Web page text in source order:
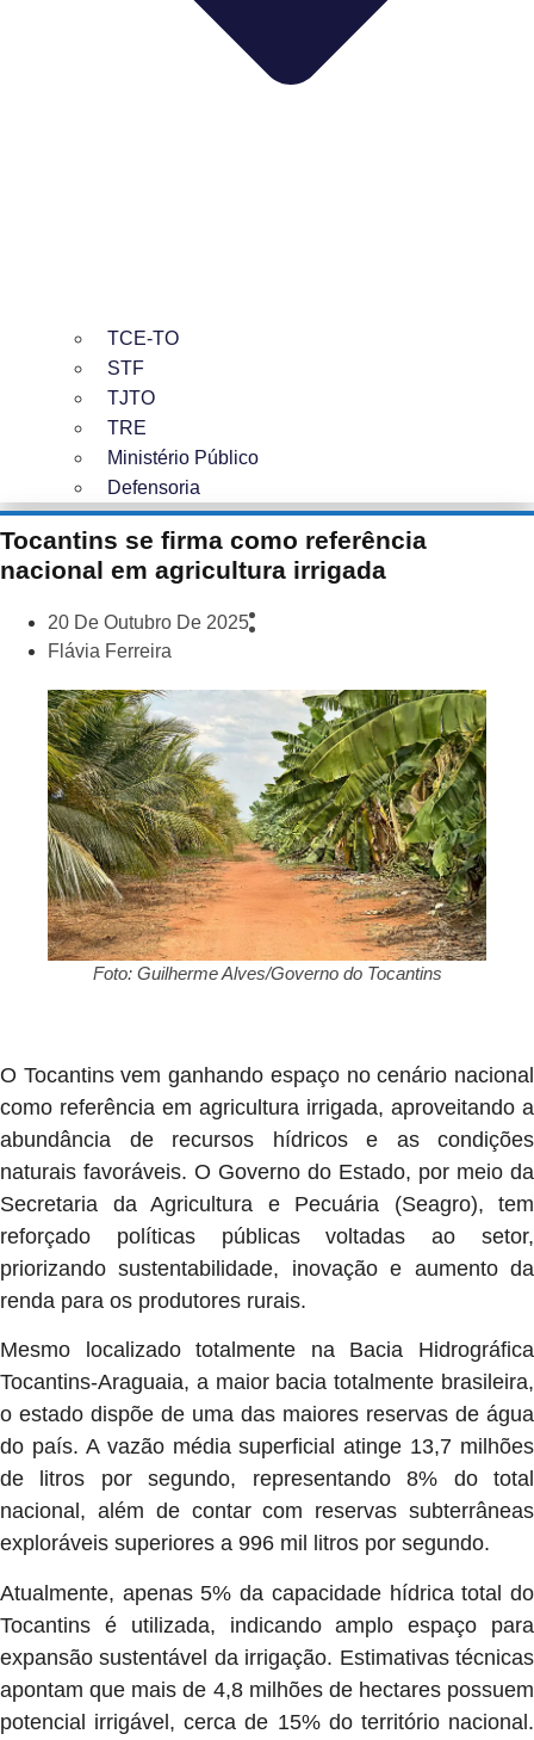
TCE-TO
STF
TJTO
TRE
Ministério Público
Defensoria
Tocantins se firma como referência
nacional em agricultura irrigada
20 De Outubro De 2025
Flávia Ferreira
Foto: Guilherme Alves/Governo do Tocantins
O Tocantins vem ganhando espaço no cenário nacional
como referência em agricultura irrigada, aproveitando a
abundância de recursos hídricos e as condições
naturais favoráveis. O Governo do Estado, por meio da
Secretaria da Agricultura e Pecuária (Seagro), tem
reforçado políticas públicas voltadas ao setor,
priorizando sustentabilidade, inovação e aumento da
renda para os produtores rurais.
Mesmo localizado totalmente na Bacia Hidrográfica
Tocantins-Araguaia, a maior bacia totalmente brasileira,
o estado dispõe de uma das maiores reservas de água
do país. A vazão média superficial atinge 13,7 milhões
de litros por segundo, representando 8% do total
nacional, além de contar com reservas subterrâneas
exploráveis superiores a 996 mil litros por segundo.
Atualmente, apenas 5% da capacidade hídrica total do
Tocantins é utilizada, indicando amplo espaço para
expansão sustentável da irrigação. Estimativas técnicas
apontam que mais de 4,8 milhões de hectares possuem
potencial irrigável, cerca de 15% do território nacional.